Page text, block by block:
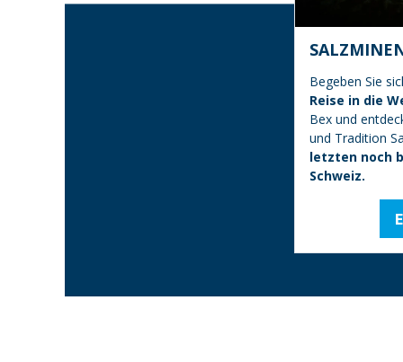
Begeben Sie
Reise in die
Bex und
und Tradition
letzten noch
Schweiz.​